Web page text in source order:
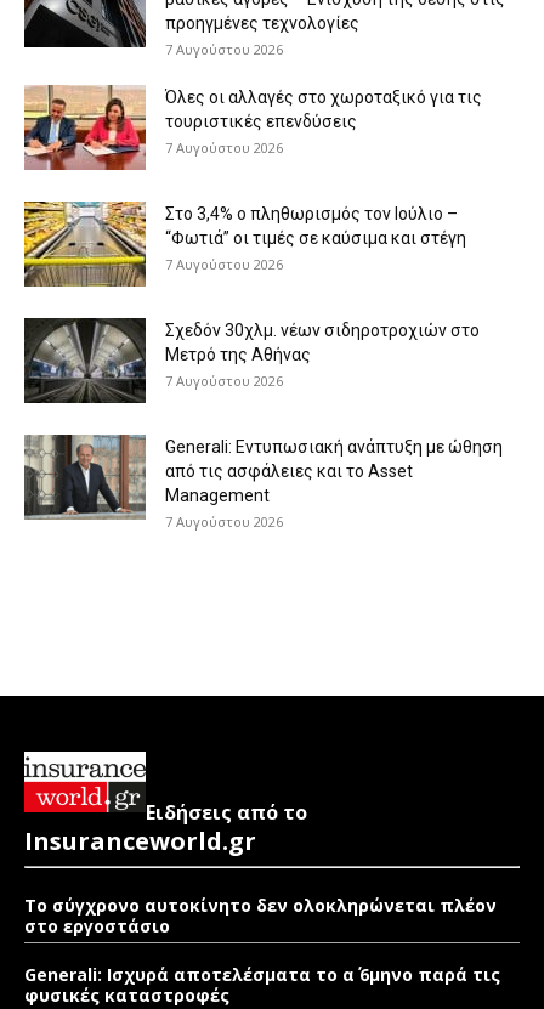
προηγμένες τεχνολογίες
7 Αυγούστου 2026
Όλες οι αλλαγές στο χωροταξικό για τις
τουριστικές επενδύσεις
7 Αυγούστου 2026
Στο 3,4% ο πληθωρισμός τον Ιούλιο –
“Φωτιά” οι τιμές σε καύσιμα και στέγη
7 Αυγούστου 2026
Σχεδόν 30χλμ. νέων σιδηροτροχιών στο
Μετρό της Αθήνας
7 Αυγούστου 2026
Generali: Eντυπωσιακή ανάπτυξη με ώθηση
από τις ασφάλειες και το Asset
Management
7 Αυγούστου 2026
Ειδήσεις από το
Insuranceworld.gr
Το σύγχρονο αυτοκίνητο δεν ολοκληρώνεται πλέον
στο εργοστάσιο
Generali: Ισχυρά αποτελέσματα το α΄ 6μηνο παρά τις
φυσικές καταστροφές